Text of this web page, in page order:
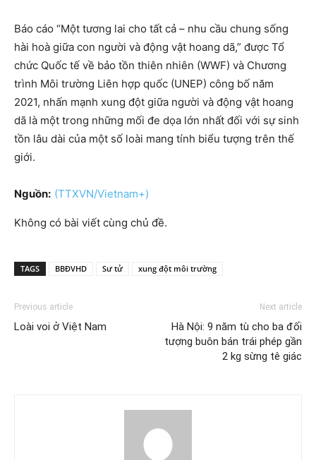
Báo cáo “Một tương lai cho tất cả – nhu cầu chung sống
hài hoà giữa con người và động vật hoang dã,” được Tổ
chức Quốc tế về bảo tồn thiên nhiên (WWF) và Chương
trình Môi trường Liên hợp quốc (UNEP) công bố năm
2021, nhấn mạnh xung đột giữa người và động vật hoang
dã là một trong những mối đe dọa lớn nhất đối với sự sinh
tồn lâu dài của một số loài mang tính biểu tượng trên thế
giới.
Nguồn: (TTXVN/Vietnam+)
Không có bài viết cùng chủ đề.
TAGS BBĐVHD Sư tử xung đột môi trường
Previous article
Loài voi ở Việt Nam
Next article
Hà Nội: 9 năm tù cho ba đối
tượng buôn bán trái phép gần
2 kg sừng tê giác